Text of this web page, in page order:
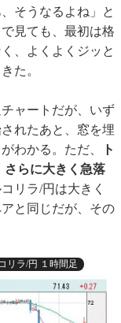
そうなるよね」と
見ても、最初は格
、よくよくジッと
た。
ャートだが、いず
れたあと、窓を埋
わかる。ただ、
ト
さらに大きく急落
コリラ/円は大きく
と同じだが、その
リラ/円 １時間足